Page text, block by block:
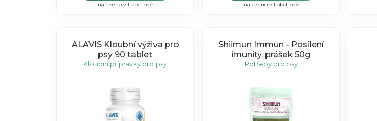
nalezeno v 1 obchodě nalezeno v 1 obchodě
ALAVIS Kloubní výživa pro
psy 90 tablet
Kloubní přípravky pro psy
Shiimun Immun - Posílení
imunity, prášek 50g
Potřeby pro psy